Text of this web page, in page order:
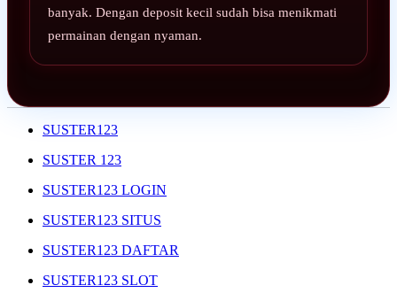
banyak. Dengan deposit kecil sudah bisa menikmati
permainan dengan nyaman.
SUSTER123
SUSTER 123
SUSTER123 LOGIN
SUSTER123 SITUS
SUSTER123 DAFTAR
SUSTER123 SLOT